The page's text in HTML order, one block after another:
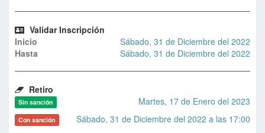
Validar Inscripción
Inicio
Sábado, 31 de Diciembre del 2022
Hasta
Sábado, 31 de Diciembre del 2022
Retiro
Sin sanción Martes, 17 de Enero del 2023
Con sanción Sábado, 31 de Diciembre del 2022 a las 17:00